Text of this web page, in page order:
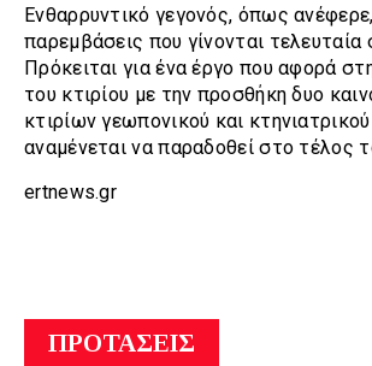
Ενθαρρυντικό γεγονός, όπως
παρεμβάσεις που γίνονται τελευταία
Πρόκειται για ένα έργο που αφορά
του κτιρίου με την προσθήκη δυο
κτιρίων γεωπονικού και
αναμένεται να παραδοθεί στο τέλος
ertnews.gr
ΠΡΟΤΑΣΕΙΣ